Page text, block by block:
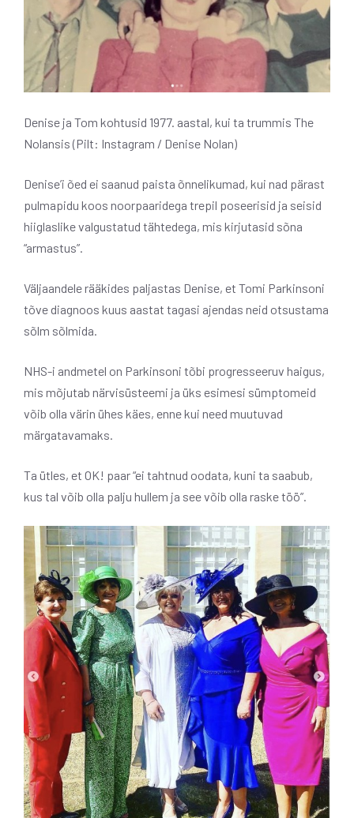
Denise ja Tom kohtusid 1977. aastal, kui ta trummis The
Nolansis (Pilt: Instagram / Denise Nolan)
Denise’i õed ei saanud paista õnnelikumad, kui nad pärast
pulmapidu koos noorpaaridega trepil poseerisid ja seisid
hiiglaslike valgustatud tähtedega, mis kirjutasid sõna
“armastus”.
Väljaandele rääkides paljastas Denise, et Tomi Parkinsoni
tõve diagnoos kuus aastat tagasi ajendas neid otsustama
sõlm sõlmida.
NHS-i andmetel on Parkinsoni tõbi progresseeruv haigus,
mis mõjutab närvisüsteemi ja üks esimesi sümptomeid
võib olla värin ühes käes, enne kui need muutuvad
märgatavamaks.
Ta ütles, et OK! paar “ei tahtnud oodata, kuni ta saabub,
kus tal võib olla palju hullem ja see võib olla raske töö”.